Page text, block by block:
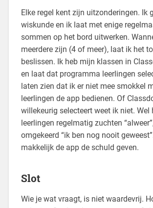
Elke regel kent zijn uitzonderingen. Ik
wiskunde en ik laat met enige
sommen op het bord uitwerken.
meerdere zijn (4 of meer), laat ik het
beslissen. Ik heb mijn klassen in
en laat dat programma leerlingen
laten zien dat ik er niet mee smokkel
leerlingen de app bedienen. Of
willekeurig selecteert weet ik niet. Wel
leerlingen regelmatig zuchten
omgekeerd “ik ben nog nooit
makkelijk de app de schuld geven.
Slot
Wie je wat vraagt, is niet waardevrij.